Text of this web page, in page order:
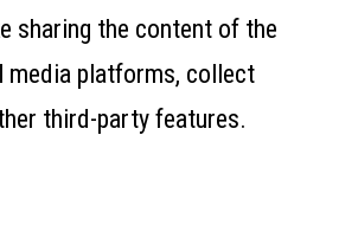
sharing the content of the
media platforms, collect
third-party features.